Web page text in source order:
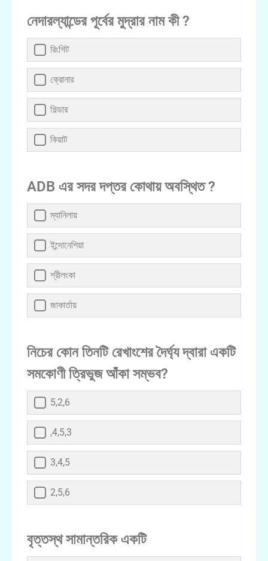
নেদারল্যান্ডের পূর্বের মুদ্রার নাম কী ?
রিংগিট
ক্রোনার
গিল্ডার
কিয়াট
ADB এর সদর দপ্তর কোথায় অবস্থিত ?
ম্যানিলায়
ইন্দোনেশিয়া
শ্রীলংকা
জাকার্তায়
নিচের কোন তিনটি রেখাংশের দৈর্ঘ্য দ্বারা একটি
সমকোণী ত্রিভুজ আঁকা সম্ভব?
5,2,6
,4,5,3
3,4,5
2,5,6
বৃত্তস্থ সামান্তরিক একটি